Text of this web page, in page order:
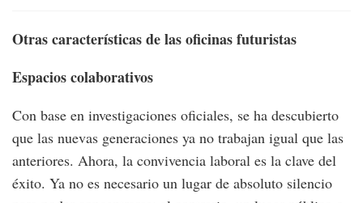
Otras características de las oficinas futuristas
Espacios colaborativos
Con base en investigaciones oficiales, se ha descubierto
que las nuevas generaciones ya no trabajan igual que las
anteriores. Ahora, la convivencia laboral es la clave del
éxito. Ya no es necesario un lugar de absoluto silencio